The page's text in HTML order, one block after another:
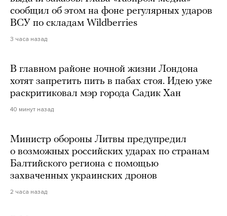
сообщил об этом на фоне регулярных ударов
ВСУ по складам Wildberries
3 часа назад
В главном районе ночной жизни Лондона
хотят запретить пить в пабах стоя. Идею уже
раскритиковал мэр города Садик Хан
40 минут назад
Министр обороны Литвы предупредил
о возможных российских ударах по странам
Балтийского региона с помощью
захваченных украинских дронов
2 часа назад